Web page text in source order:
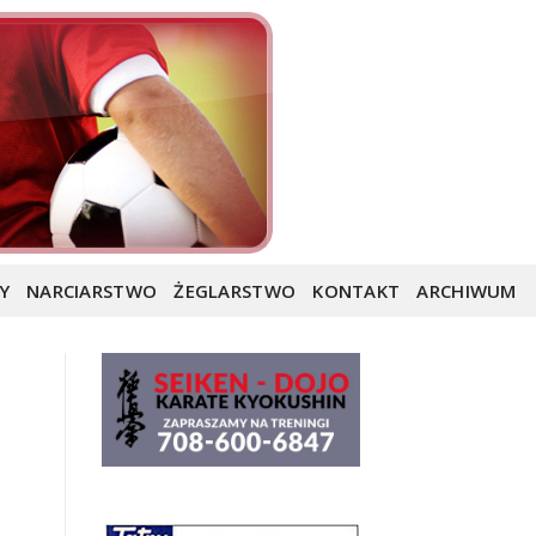
NARCIARSTWO ŻEGLARSTWO KONTAKT ARCHIWUM